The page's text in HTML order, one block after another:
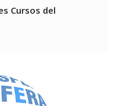
Cursos del